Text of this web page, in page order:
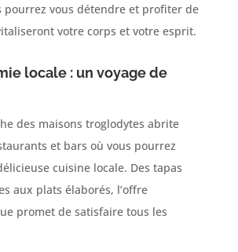
pourrez vous détendre et profiter de
votre corps et votre esprit.
locale : un voyage de
des maisons troglodytes abrite
et bars où vous pourrez
cuisine locale. Des tapas
aux plats élaborés, l’offre
promet de satisfaire tous les